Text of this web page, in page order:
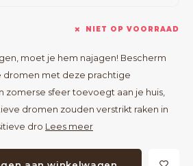
NIET OP VOORRAAD
moet je hem najagen! Bescherm
dromen met deze prachtige
zomerse sfeer toevoegt aan je huis,
dromen zouden verstrikt raken in
dro Lees meer